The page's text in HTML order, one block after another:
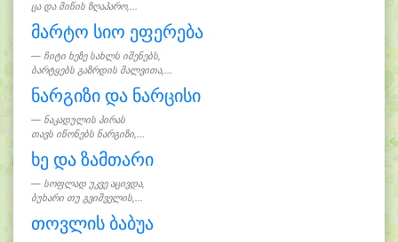
ცა და მიწის ზღაპარო,...
მარტო სიო ეფერება
ჩიტი ხეზე სახლს იშენებს,
ბარტყებს გაზრდის მალვითა,...
ნარგიზი და ნარცისი
ნაკადულის პირას
თავს იწონებს ნარგიზი,...
ხე და ზამთარი
სოფლად უკვე აცივდა,
ბუხარი თუ გვიშველის,...
თოვლის ბაბუა